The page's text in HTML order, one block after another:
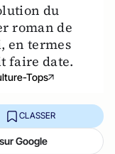
du
roman de
en termes
faire date.
Tops
CLASSER
Google